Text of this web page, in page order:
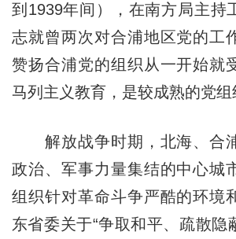
到1939年间），在南方局主持
志就曾两次对合浦地区党的工
赞扬合浦党的组织从一开始就
马列主义教育，是较成熟的党组
解放战争时期，北海、合
政治、军事力量集结的中心城
组织针对革命斗争严酷的环境
东省委关于“争取和平、疏散隐